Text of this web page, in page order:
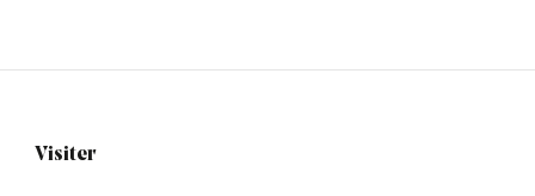
Navigation
Visiter